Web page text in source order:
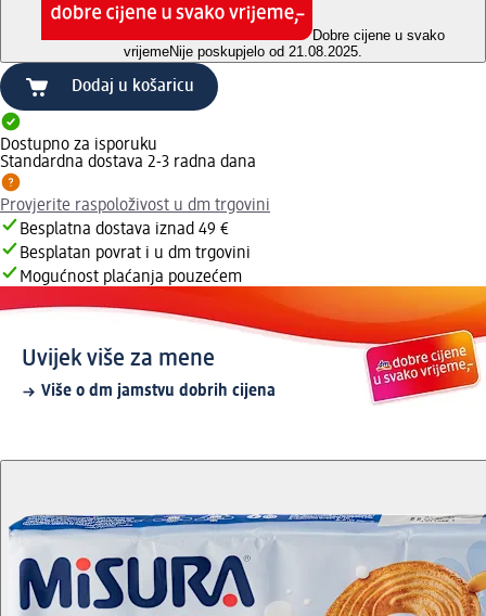
Dobre cijene u svako
vrijemeNije poskupjelo od 21.08.2025.
Dodaj u košaricu
Dostupno za isporuku
Standardna dostava 2-3 radna dana
Provjerite raspoloživost u dm trgovini
Besplatna dostava iznad 49 €
Besplatan povrat i u dm trgovini
Mogućnost plaćanja pouzećem
Uvijek više za mene
Više o dm jamstvu dobrih cijena